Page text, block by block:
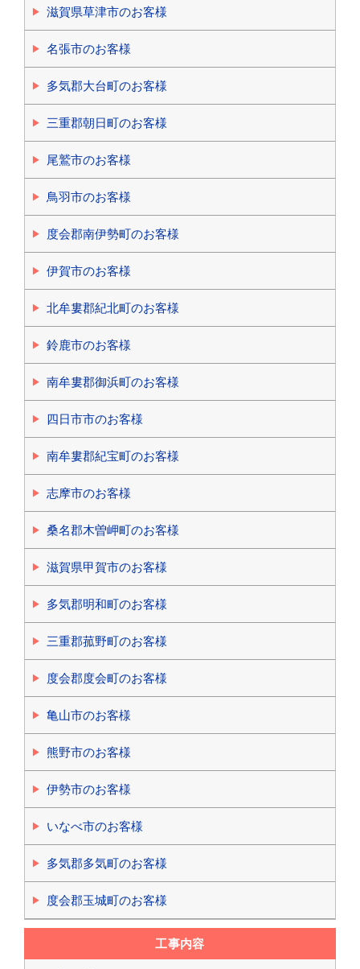
滋賀県草津市のお客様
名張市のお客様
多気郡大台町のお客様
三重郡朝日町のお客様
尾鷲市のお客様
鳥羽市のお客様
度会郡南伊勢町のお客様
伊賀市のお客様
北牟婁郡紀北町のお客様
鈴鹿市のお客様
南牟婁郡御浜町のお客様
四日市市のお客様
南牟婁郡紀宝町のお客様
志摩市のお客様
桑名郡木曽岬町のお客様
滋賀県甲賀市のお客様
多気郡明和町のお客様
三重郡菰野町のお客様
度会郡度会町のお客様
亀山市のお客様
熊野市のお客様
伊勢市のお客様
いなべ市のお客様
多気郡多気町のお客様
度会郡玉城町のお客様
工事内容